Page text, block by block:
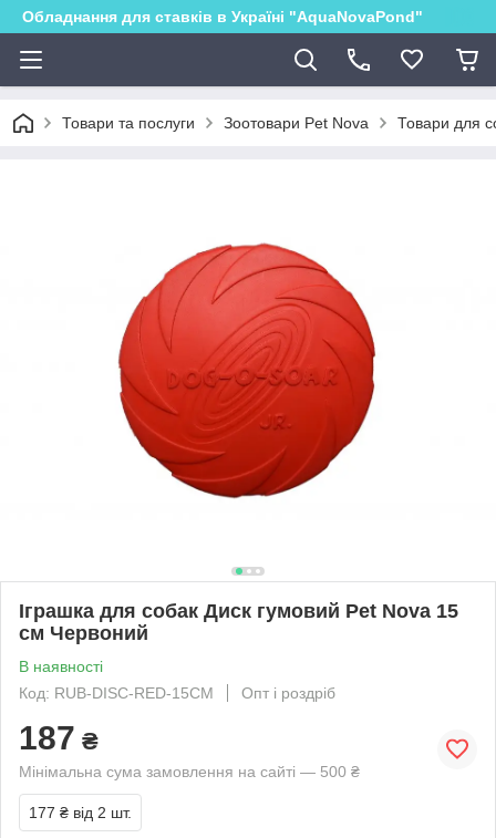
Обладнання для ставків в Україні "AquaNovaPond"
Товари та послуги Зоотовари Pet Nova Товари для
Іграшка для собак Диск гумовий Pet Nova 15
см Червоний
В наявності
Код: RUB-DISC-RED-15CM
Опт і роздріб
187 ₴
Мінімальна сума замовлення на сайті — 500 ₴
177 ₴ від 2 шт.